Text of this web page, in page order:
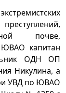
почве,
капитан
ОДН ОП
Никулина, а
УВД по ЮВАО